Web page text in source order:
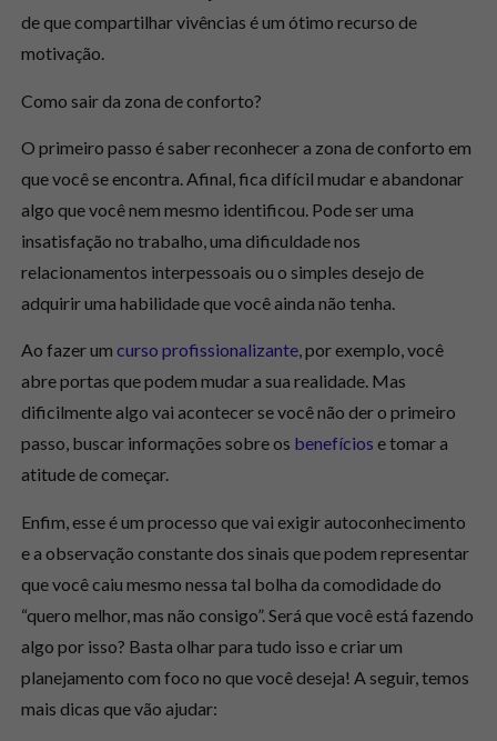
de que compartilhar vivências é um ótimo recurso de
motivação.
Como sair da zona de conforto?
O primeiro passo é saberreconhecer a zona de conforto em
que você se encontra.Afinal, fica difícil mudar e abandonar
algo que você nem mesmo identificou. Pode ser uma
insatisfação no trabalho, uma dificuldade nos
relacionamentos interpessoais ou o simples desejo de
adquirir uma habilidade que você ainda não tenha.
Ao fazer um curso profissionalizante, por exemplo, você
abre portas que podem mudar a sua realidade. Mas
dificilmente algo vai acontecer se você não der o primeiro
passo, buscar informações sobre os benefícios e tomar a
atitude de começar.
Enfim, esse é um processo que vai exigirautoconhecimento
e a observação constante dos sinais que podem representar
que você caiu mesmo nessa tal bolha da comodidade do
“quero melhor, mas não consigo”. Será que você está fazendo
algo por isso? Basta olhar para tudo isso e criar um
planejamento com foco no que você deseja! A seguir, temos
mais dicas que vão ajudar: